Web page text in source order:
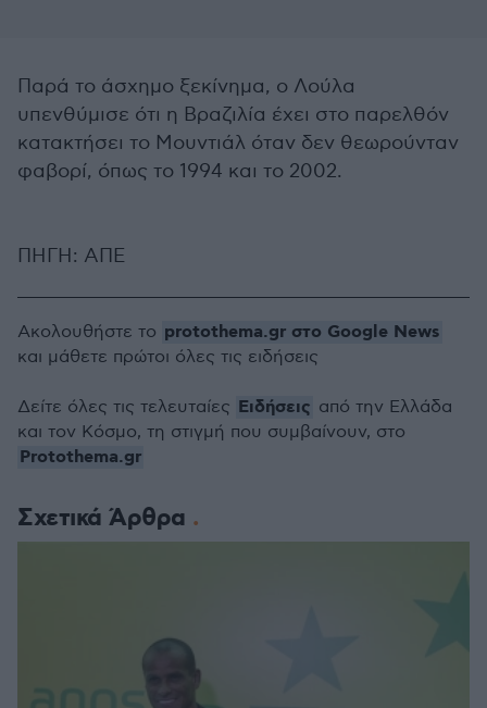
Παρά το άσχημο ξεκίνημα, ο Λούλα
υπενθύμισε ότι η Βραζιλία έχει στο παρελθόν
κατακτήσει το Μουντιάλ όταν δεν θεωρούνταν
φαβορί, όπως το 1994 και το 2002.
ΠΗΓΗ: ΑΠΕ
Σχετικά Άρθρα
Ακολουθήστε το protothema.gr στο Google News
και μάθετε πρώτοι όλες τις ειδήσεις
Δείτε όλες τις τελευταίες Ειδήσεις από την Ελλάδα
και τον Κόσμο, τη στιγμή που συμβαίνουν, στο
Protothema.gr